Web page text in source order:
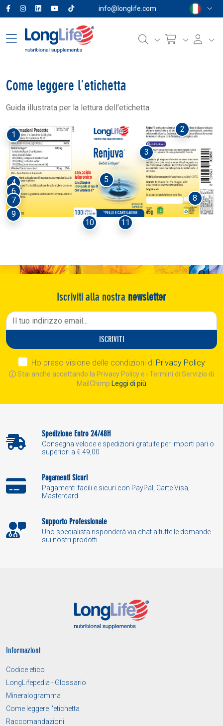
info@longlife.com
Come leggere l'etichetta
Guida illustrata per la lettura dell'etichetta.
1
2
3
4
5
6
7
8
9
10
11
Iscriviti alla nostra newsletter
ISCRIVITI
Ho preso visione delle condizioni di Privacy Policy
Stai anche accettando la Privacy Policy e i Termini di Servizio di
MailChimp Leggi di più
Spedizione Entro 24/48H
Consegna veloce e spedizioni gratuite per importi pari o
superiori a € 49,00
Pagamenti Sicuri
Pagamenti facili e sicuri con PayPal, Carte Visa,
Mastercard
Supporto Professionale
Uno specialista risponderà via chat a tutte le domande
sui nostri prodotti
Informazioni
Codice etico
LongLifepedia - Glossario
Mineralogramma
Come leggere l'etichetta
Raccomandazioni